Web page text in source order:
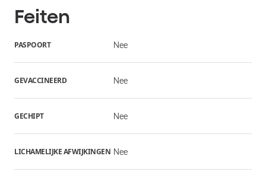
Feiten
PASPOORT Nee
GEVACCINEERD Nee
GECHIPT Nee
LICHAMELIJKE AFWIJKINGEN Nee